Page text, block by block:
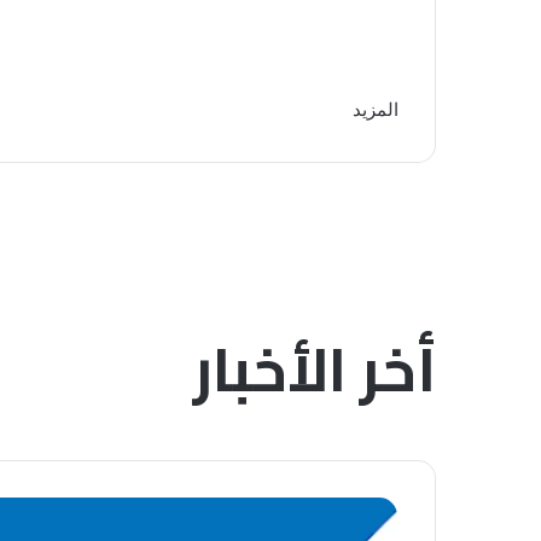
المزيد
أخر الأخبار